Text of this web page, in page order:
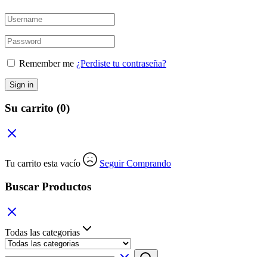
Remember me ¿Perdiste tu contraseña?
Sign in
Su carrito (0)
Tu carrito esta vacío Seguir Comprando
Buscar Productos
Todas las categorias